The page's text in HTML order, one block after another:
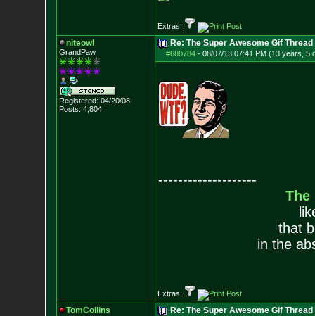
Extras:
niteowl
GrandPaw
Registered: 04/20/08
Posts: 4,804
Re: The Super Awesome Gif Thread
#680784- 08/07/13 07:41 PM (13 years, 5
--------------------
The
that
in the
Extras:
TomCollins Re: The Super Awesome Gif Thread